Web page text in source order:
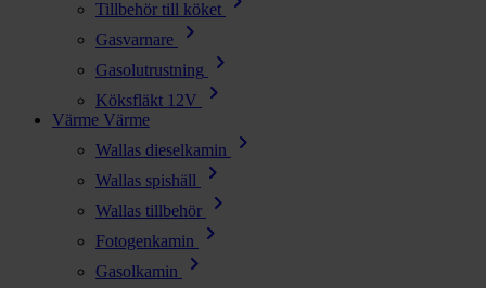
Tillbehör till köket
Gasvarnare chevron_right
Gasolutrustning chevron_right
Köksfläkt 12V chevron_right
Värme Värme
Wallas dieselkamin
chevron_right
Wallas spishäll chevron_right
Wallas tillbehör chevron_right
Fotogenkamin chevron_right
Gasolkamin chevron_right